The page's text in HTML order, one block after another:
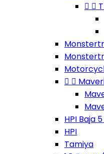
 
 
HPI Baja
HPI
Tamiya